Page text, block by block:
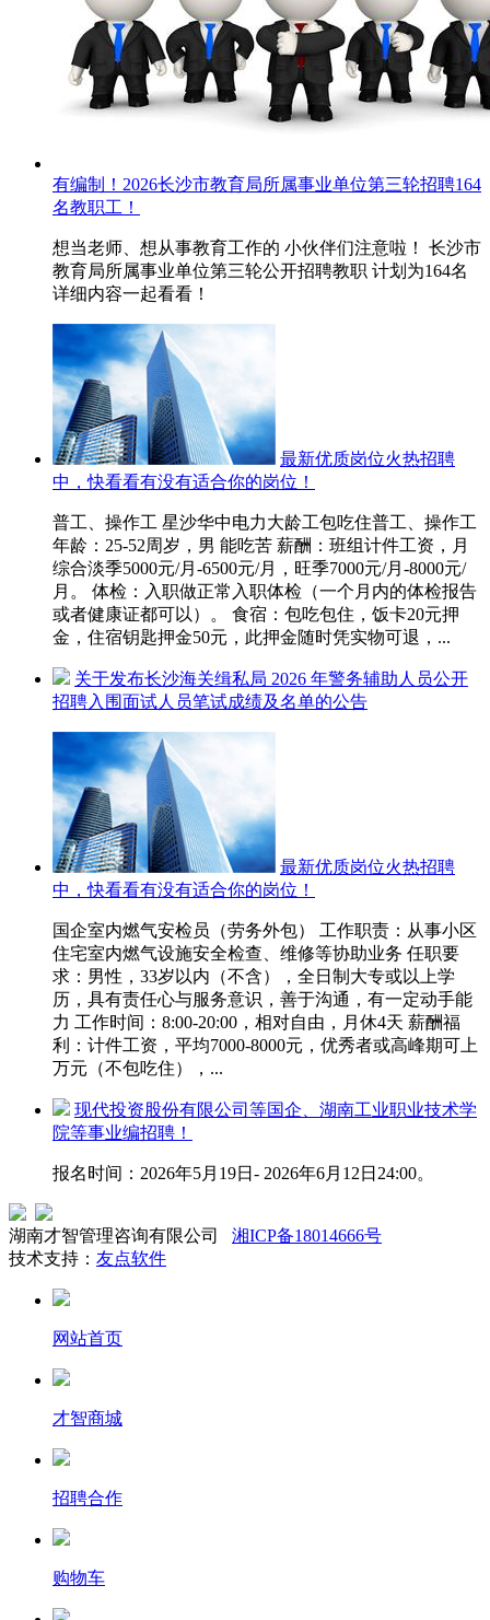
有编制！2026长沙市教育局所属事业单位第三轮招聘164
名教职工！
想当老师、想从事教育工作的 小伙伴们注意啦！ 长沙市
教育局所属事业单位第三轮公开招聘教职 计划为164名
详细内容一起看看！
最新优质岗位火热招聘
中，快看看有没有适合你的岗位！
普工、操作工 星沙华中电力大龄工包吃住普工、操作工
年龄：25-52周岁，男 能吃苦 薪酬：班组计件工资，月
综合淡季5000元/月-6500元/月，旺季7000元/月-8000元/
月。 体检：入职做正常入职体检（一个月内的体检报告
或者健康证都可以）。 食宿：包吃包住，饭卡20元押
金，住宿钥匙押金50元，此押金随时凭实物可退，...
关于发布长沙海关缉私局 2026 年警务辅助人员公开
招聘入围面试人员笔试成绩及名单的公告
最新优质岗位火热招聘
中，快看看有没有适合你的岗位！
国企室内燃气安检员（劳务外包） 工作职责：从事小区
住宅室内燃气设施安全检查、维修等协助业务 任职要
求：男性，33岁以内（不含），全日制大专或以上学
历，具有责任心与服务意识，善于沟通，有一定动手能
力 工作时间：8:00-20:00，相对自由，月休4天 薪酬福
利：计件工资，平均7000-8000元，优秀者或高峰期可上
万元（不包吃住），...
现代投资股份有限公司等国企、湖南工业职业技术学
院等事业编招聘！
报名时间：2026年5月19日- 2026年6月12日24:00。
湖南才智管理咨询有限公司 湘ICP备18014666号
技术支持： 友点软件
网站首页
才智商城
招聘合作
购物车